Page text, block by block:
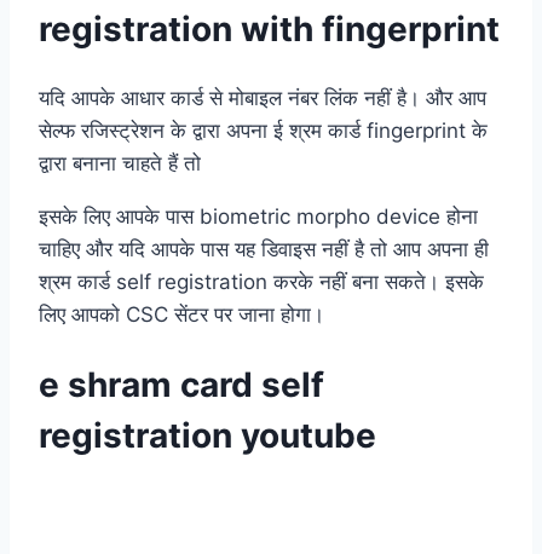
registration with fingerprint
यदि आपके आधार कार्ड से मोबाइल नंबर लिंक नहीं है। और आप
सेल्फ रजिस्ट्रेशन के द्वारा अपना ई श्रम कार्ड fingerprint के
द्वारा बनाना चाहते हैं तो
इसके लिए आपके पास biometric morpho device होना
चाहिए और यदि आपके पास यह डिवाइस नहीं है तो आप अपना ही
श्रम कार्ड self registration करके नहीं बना सकते। इसके
लिए आपको CSC सेंटर पर जाना होगा।
e shram card self
registration youtube